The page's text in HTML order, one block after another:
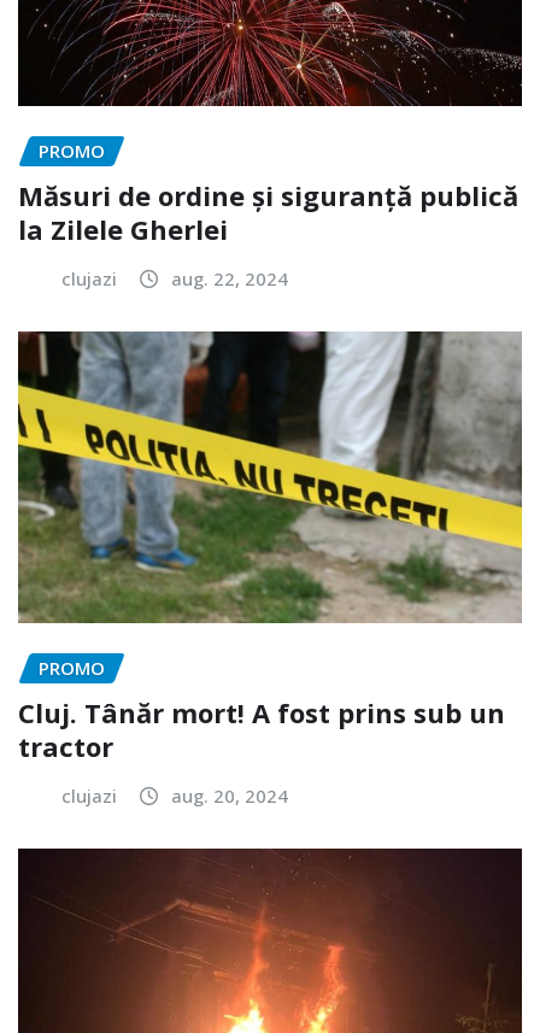
PROMO
Măsuri de ordine și siguranță publică
la Zilele Gherlei
clujazi aug. 22, 2024
PROMO
Cluj. Tânăr mort! A fost prins sub un
tractor
clujazi aug. 20, 2024